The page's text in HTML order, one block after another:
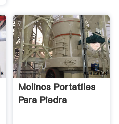
Molinos Portatiles
Para Piedra